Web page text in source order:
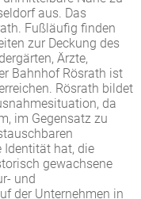
aus. Das
Fußläufig finden
zur Deckung des
Ärzte,
Bahnhof Rösrath ist
Rösrath bildet
da
im Gegensatz zu
Identität hat, die
gewachsene
und
der Unternehmen in